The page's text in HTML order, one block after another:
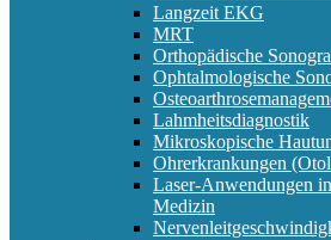
Langzeit EKG
MRT
Orthopädische
Ophtalmologische
Lahmheitsdiagnostik
Mikroskopische
Ohrerkrankungen
Laser-Anwendungen
Medizin